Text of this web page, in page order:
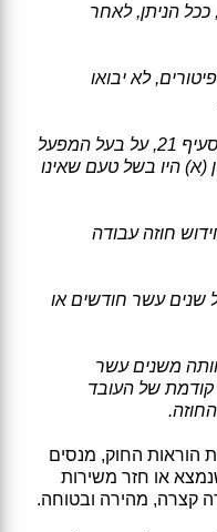
הניתן, לאחר
לא יבואו
(ד) בהליך לפני ועדת התעסוקה לפי סעיף 21, על בעל המפעל
(א) היו בשל טעם שאינו
חוזה עבודה
שנים עשר חודשים או
משנים עשר
של העובד
הוראות החוק, מנסים
או חזר משירות
קצרה, מהירה ובטוחה.